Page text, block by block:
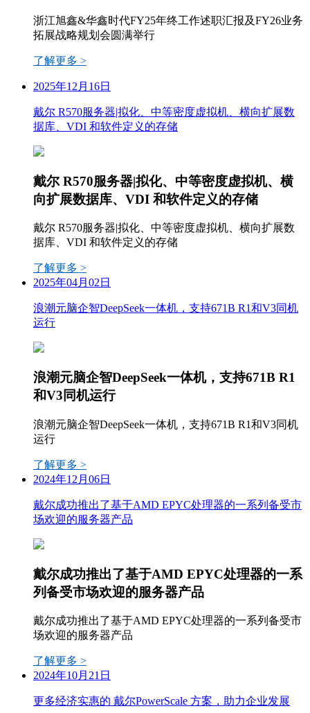
浙江旭鑫&华鑫时代FY25年终工作述职汇报及FY26业务
拓展战略规划会圆满举行
了解更多 >
2025年12月16日
戴尔 R570服务器|拟化、中等密度虚拟机、横向扩展数
据库、VDI 和软件定义的存储
戴尔 R570服务器|拟化、中等密度虚拟机、横
向扩展数据库、VDI 和软件定义的存储
戴尔 R570服务器|拟化、中等密度虚拟机、横向扩展数
据库、VDI 和软件定义的存储
了解更多 >
2025年04月02日
浪潮元脑企智DeepSeek一体机，支持671B R1和V3同机
运行
浪潮元脑企智DeepSeek一体机，支持671B R1
和V3同机运行
浪潮元脑企智DeepSeek一体机，支持671B R1和V3同机
运行
了解更多 >
2024年12月06日
戴尔成功推出了基于AMD EPYC处理器的一系列备受市
场欢迎的服务器产品
戴尔成功推出了基于AMD EPYC处理器的一系
列备受市场欢迎的服务器产品
戴尔成功推出了基于AMD EPYC处理器的一系列备受市
场欢迎的服务器产品
了解更多 >
2024年10月21日
更多经济实惠的 戴尔PowerScale 方案，助力企业发展